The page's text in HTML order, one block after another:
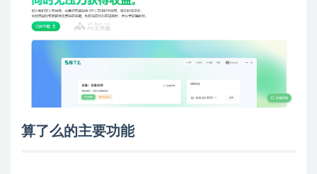
算了么的主要功能